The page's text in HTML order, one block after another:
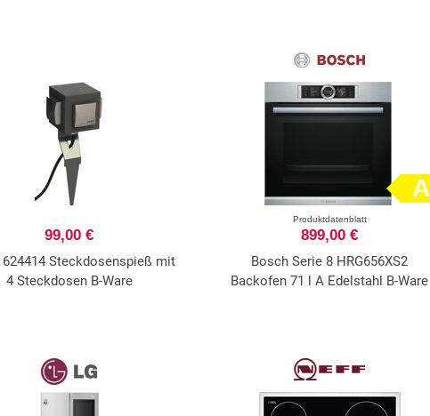
99,00 €
Steckdosenspieß mit
4 Steckdosen B-Ware
A
Produktdatenblatt
899,00 €
Bosch Serie 8 HRG656XS2
Backofen 71 l A Edelstahl B-Ware